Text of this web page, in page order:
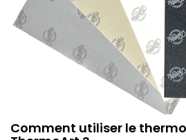
Comment utiliser le